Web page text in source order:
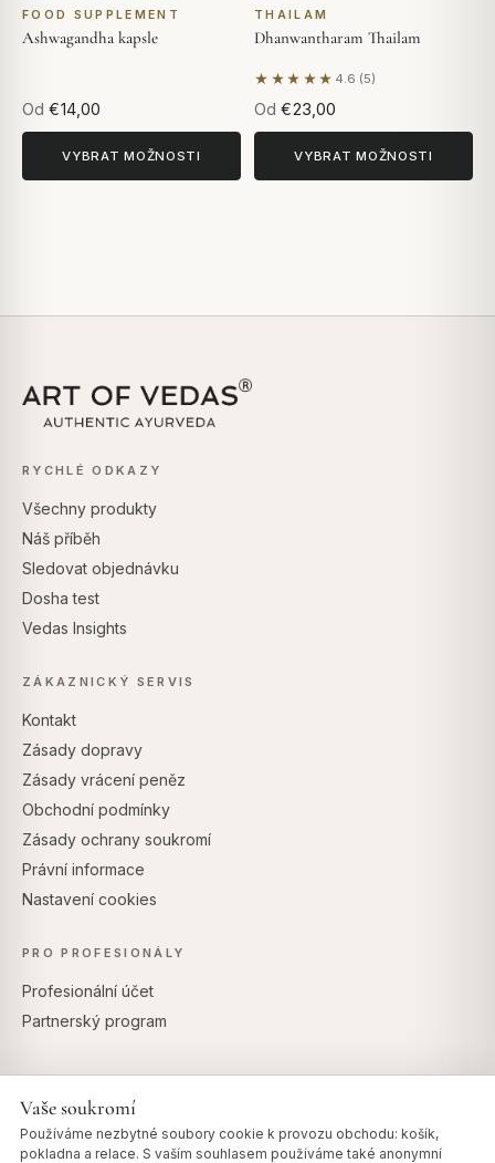
FOOD SUPPLEMENT
Ashwagandha kapsle
Od €14,00
VYBRAT MOŽNOSTI
THAILAM
Dhanwantharam Thailam
★★★★★ 4.6 (5)
Na základě 5 hodnocení
Od €23,00
VYBRAT MOŽNOSTI
RYCHLÉ ODKAZY
Všechny produkty
Náš příběh
Sledovat objednávku
Dosha test
Vedas Insights
ZÁKAZNICKÝ SERVIS
Kontakt
Zásady dopravy
Zásady vrácení peněz
Obchodní podmínky
Zásady ochrany soukromí
Právní informace
Nastavení cookies
PRO PROFESIONÁLY
Profesionální účet
Partnerský program
Vaše soukromí
Používáme nezbytné soubory cookie k provozu obchodu: košík,
pokladna a relace. S vaším souhlasem používáme také anonymní